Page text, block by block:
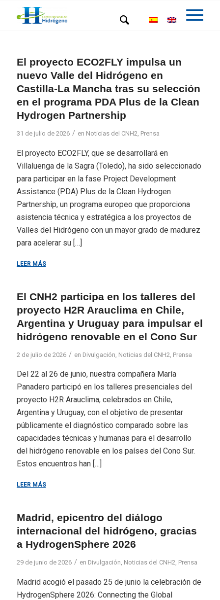
El proyecto ECO2FLY impulsa un
nuevo Valle del Hidrógeno en
Castilla-La Mancha tras su selección
en el programa PDA Plus de la Clean
Hydrogen Partnership
31 de julio de 2026 / en Noticias del CNH2, Prensa
El proyecto ECO2FLY, que se desarrollará en
Villaluenga de la Sagra (Toledo), ha sido seleccionado
para participar en la fase Project Development
Assistance (PDA) Plus de la Clean Hydrogen
Partnership, un programa europeo que proporciona
asistencia técnica y estratégica a los proyectos de
Valles del Hidrógeno con un mayor grado de madurez
para acelerar su […]
LEER MÁS
El CNH2 participa en los talleres del
proyecto H2R Arauclima en Chile,
Argentina y Uruguay para impulsar el
hidrógeno renovable en el Cono Sur
2 de julio de 2026 / en Divulgación Noticias del CNH2 Prensa
Del 22 al 26 de junio, nuestra compañera María
Panadero participó en los talleres presenciales del
proyecto H2R Arauclima, celebrados en Chile,
Argentina y Uruguay, con el objetivo de presentar
públicamente el diagnóstico comparado sobre las
capacidades técnicas y humanas para el desarrollo
del hidrógeno renovable en los países del Cono Sur.
Estos encuentros han […]
LEER MÁS
Madrid, epicentro del diálogo
internacional del hidrógeno, gracias
a HydrogenSphere 2026
29 de junio de 2026 / en Divulgación, Noticias del CNH2, Prensa
Madrid acogió el pasado 25 de junio la celebración de
HydrogenSphere 2026: Connecting the Global